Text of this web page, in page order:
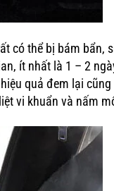
có thể bị bám bẩn,
ít nhất là 1 – 2
quả đem lại
vi khuẩn và nấm